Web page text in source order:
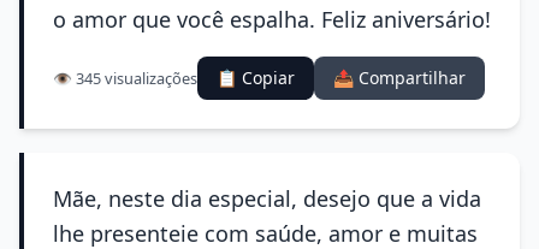
o amor que você espalha. Feliz aniversário!
👁️ 345 visualizações 📋 Copiar 📤 Compartilhar
Mãe, neste dia especial, desejo que a vida
lhe presenteie com saúde, amor e muitas